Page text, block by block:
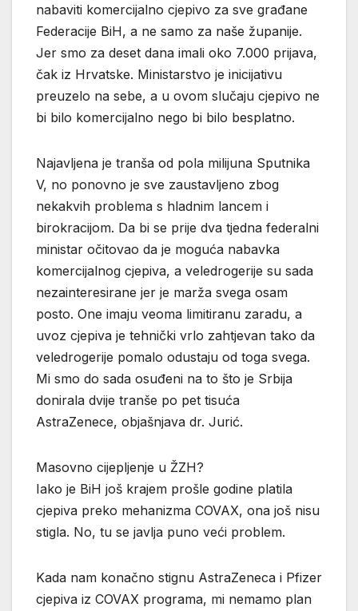
nabaviti komercijalno cjepivo za sve građane
Federacije BiH, a ne samo za naše županije.
Jer smo za deset dana imali oko 7.000 prijava,
čak iz Hrvatske. Ministarstvo je inicijativu
preuzelo na sebe, a u ovom slučaju cjepivo ne
bi bilo komercijalno nego bi bilo besplatno.
Najavljena je tranša od pola milijuna Sputnika
V, no ponovno je sve zaustavljeno zbog
nekakvih problema s hladnim lancem i
birokracijom. Da bi se prije dva tjedna federalni
ministar očitovao da je moguća nabavka
komercijalnog cjepiva, a veledrogerije su sada
nezainteresirane jer je marža svega osam
posto. One imaju veoma limitiranu zaradu, a
uvoz cjepiva je tehnički vrlo zahtjevan tako da
veledrogerije pomalo odustaju od toga svega.
Mi smo do sada osuđeni na to što je Srbija
donirala dvije tranše po pet tisuća
AstraZenece, objašnjava dr. Jurić.
Masovno cijepljenje u ŽZH?
Iako je BiH još krajem prošle godine platila
cjepiva preko mehanizma COVAX, ona još nisu
stigla. No, tu se javlja puno veći problem.
Kada nam konačno stignu AstraZeneca i Pfizer
cjepiva iz COVAX programa, mi nemamo plan